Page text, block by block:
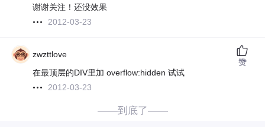
谢谢关注！还没效果
2012-03-23
zwzttlove
在最顶层的DIV里加 overflow:hidden 试试
2012-03-23
赞
——到底了——